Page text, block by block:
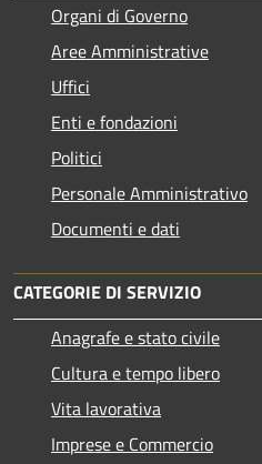
Organi di Governo
Aree Amministrative
Uffici
Enti e fondazioni
Politici
Personale Amministrativo
Documenti e dati
CATEGORIE DI SERVIZIO
Anagrafe e stato civile
Cultura e tempo libero
Vita lavorativa
Imprese e Commercio